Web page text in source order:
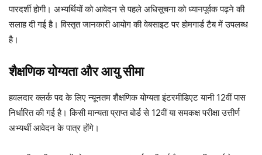
पारदर्शी होगी। अभ्यर्थियों को आवेदन से पहले अधिसूचना को ध्यानपूर्वक पढ़ने की
सलाह दी गई है। विस्तृत जानकारी आयोग की वेबसाइट पर होमगार्ड टैब में उपलब्ध
है।
शैक्षणिक योग्यता और आयु सीमा
हवलदार क्लर्क पद के लिए न्यूनतम शैक्षणिक योग्यता इंटरमीडिएट यानी 12वीं पास
निर्धारित की गई है। किसी मान्यता प्राप्त बोर्ड से 12वीं या समकक्ष परीक्षा उत्तीर्ण
अभ्यर्थी आवेदन के पात्र होंगे।